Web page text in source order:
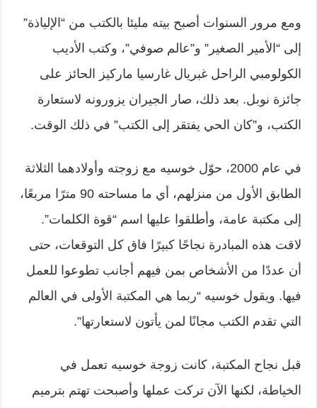
ومع مرور السنوات أصبح بيته مليئا بالكتب من “الإلياذة”
إلى “الأمير الصغير” و”عالم صوفي”، وكتب الأديب
الكولومبي الراحل غبريال غارسيا ماركيز الحائز على
جائزة نوبل. بعد ذلك، صار الجيران يزورونه لاستعارة
الكتب، و”كان الحي يفتقر إلى الكتب” في ذلك الوقت.
في عام 2000، حوّل خوسيه مع زوجته وأولادهما الثلاثة
الطابق الأول من منزلهم، أي ما مساحته 90 مترًا مربعًا،
إلى مكتبة عامة، وأطلقوا عليها اسم “قوة الكلمات”.
لاقت هذه المبادرة نجاحًا كبيرًا فاق كل التوقعات، حتى
أن عددًا من الأشخاص بمن فيهم أجانب تطوعوا للعمل
فيها. ويقول خوسيه “ربما هي المكتبة الأولى في العالم
التي تقدم الكتب مجانًا لمن يأتون لاستعارتها”.
قبل نجاح المكتبة، كانت زوجة خوسيه تعمل في
الخياطة، لكنها الآن تركت عملها وأصبحت تهتم بترميم